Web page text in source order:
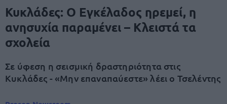
Κυκλάδες: Ο Εγκέλαδος ηρεμεί, η
ανησυχία παραμένει – Κλειστά τα
σχολεία
Σε ύφεση η σεισμική δραστηριότητα στις
Κυκλάδες - «Μην επαναπαύεστε» λέει ο Τσελέντης